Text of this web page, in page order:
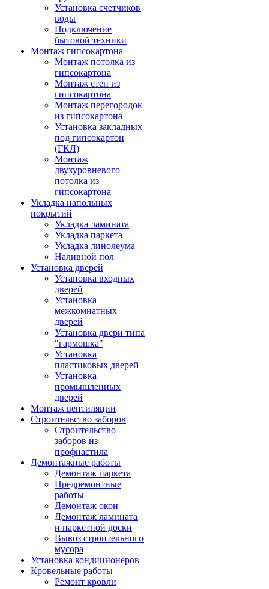
Установка счетчиков
воды
Подключение
бытовой техники
Монтаж гипсокартона
Монтаж потолка из
гипсокартона
Монтаж стен из
гипсокартона
Монтаж перегородок
из гипсокартона
Установка закладных
под гипсокартон
(ГКЛ)
Монтаж
двухуровневого
потолка из
гипсокартона
Укладка напольных
покрытий
Укладка ламината
Укладка паркета
Укладка линолеума
Наливной пол
Установка дверей
Установка входных
дверей
Установка
межкомнатных
дверей
Установка двери типа
"гармошка"
Установка
пластиковых дверей
Установка
промышленных
дверей
Монтаж вентиляции
Строительство заборов
Строительство
заборов из
профнастила
Демонтажные работы
Демонтаж паркета
Предремонтные
работы
Демонтаж окон
Демонтаж ламината
и паркетной доски
Вывоз строительного
мусора
Установка кондиционеров
Кровельные работы
Ремонт кровли